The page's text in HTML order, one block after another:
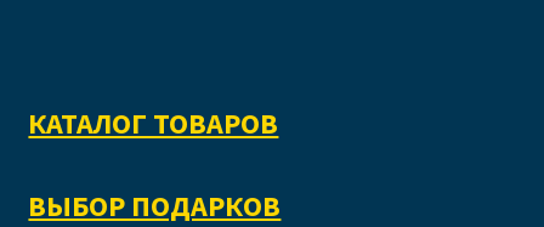
КАТАЛОГ ТОВАРОВ
ВЫБОР ПОДАРКОВ